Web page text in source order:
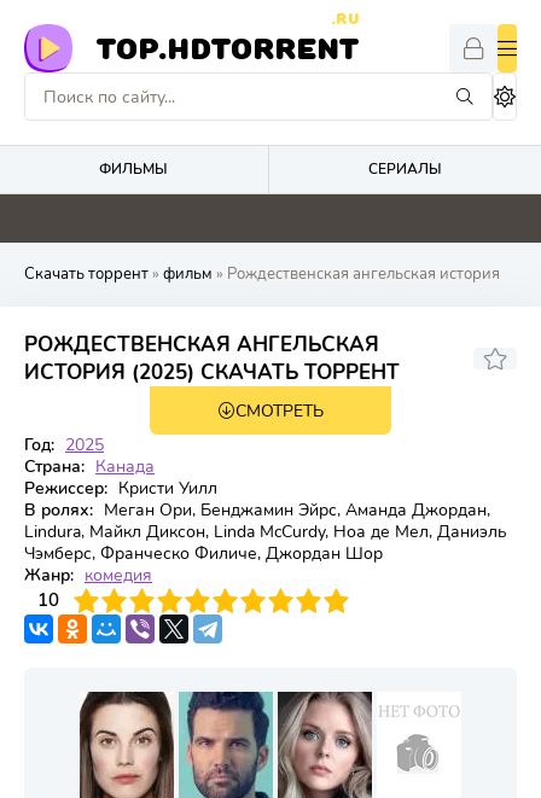
TOP.HDTORRENT
.RU
ФИЛЬМЫ СЕРИАЛЫ
2.9 0 0 0
Скачать торрент» фильм » Рождественская ангельская история
РОЖДЕСТВЕНСКАЯ АНГЕЛЬСКАЯ
ИСТОРИЯ (2025) СКАЧАТЬ ТОРРЕНТ
5.4
СМОТРЕТЬ
Год: 2025
Страна: Канада
Режиссер: Кристи Уилл
В ролях: Меган Ори, Бенджамин Эйрс, Аманда Джордан,
Lindura, Майкл Диксон, Linda McCurdy, Ноа де Мел, Даниэль
Чэмберс, Франческо Филиче, Джордан Шор
Жанр: комедия
10
4 6 7 8 9 10